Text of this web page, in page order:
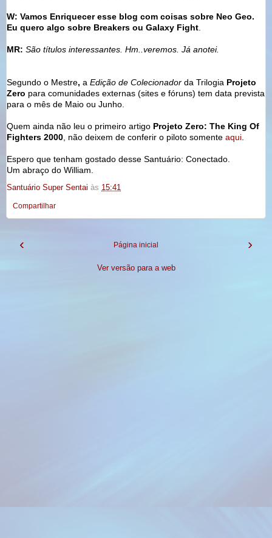
W: Vamos Enriquecer esse blog com coisas sobre Neo Geo.
Eu quero algo sobre Breakers ou Galaxy Fight
MR: São títulos interessantes. Hm..veremos. Já anotei.
Segundo o Mestre, a Edição de Colecionador da Trilogia Projeto
Zero para comunidades externas (sites e fóruns) tem data prevista
para o mês de Maio ou Junho.
Quem ainda não leu o primeiro artigo Projeto Zero: The King Of
Fighters 2000 , não deixem de conferir o piloto somente aqui
Espero que tenham gostado desse Santuário: Conectado.
Um abraço do William.
Santuário Super Sentai às 15:41
Compartilhar
‹ ›
Página inicial
Ver versão para a web